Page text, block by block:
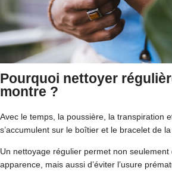
Pourquoi nettoyer
montre ?
Avec le temps, la poussière, la transpiration
s’accumulent sur le boîtier et le bracelet de
Un nettoyage régulier permet non seulement
apparence, mais aussi d’éviter l’usure